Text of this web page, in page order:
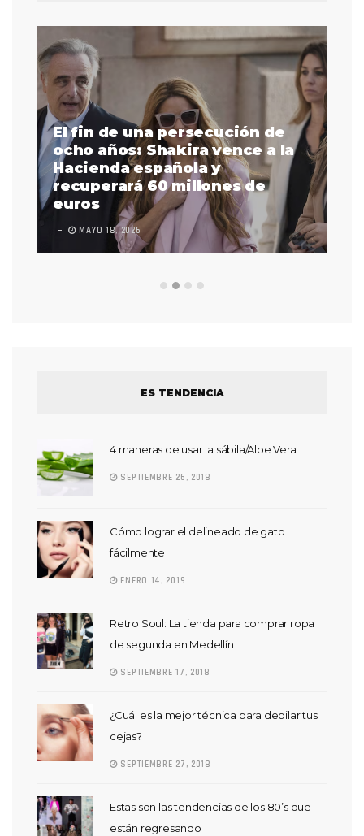
El fin de una persecución de
ocho años: Shakira vence a la
Hacienda española y
recuperará 60 millones de
euros
MAYO 18, 2026
ES TENDENCIA
4 maneras de usar la sábila/Aloe Vera
SEPTIEMBRE 26, 2018
Cómo lograr el delineado de gato
fácilmente
ENERO 14, 2019
Retro Soul: La tienda para comprar ropa
de segunda en Medellín
SEPTIEMBRE 17, 2018
¿Cuál es la mejor técnica para depilar tus
cejas?
SEPTIEMBRE 27, 2018
Estas son las tendencias de los 80’s que
están regresando